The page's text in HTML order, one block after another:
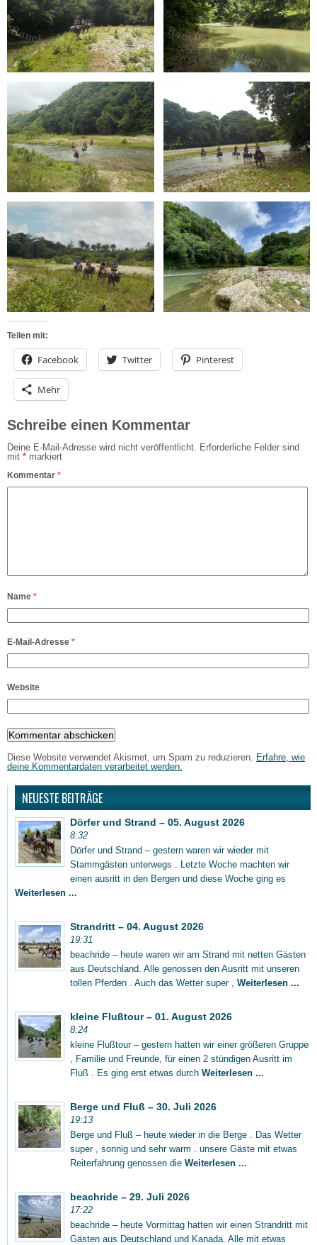
Teilen mit:
Facebook Twitter Pinterest
Mehr
Schreibe einen Kommentar
Deine E-Mail-Adresse wird nicht veröffentlicht. Erforderliche Felder sind
mit * markiert
Kommentar *
Name *
E-Mail-Adresse *
Website
Diese Website verwendet Akismet, um Spam zu reduzieren. Erfahre, wie
deine Kommentardaten verarbeitet werden.
NEUESTE BEITRÄGE
Dörfer und Strand – 05. August 2026
8:32
Dörfer und Strand – gestern waren wir wieder mit
Stammgästen unterwegs . Letzte Woche machten wir
einen ausritt in den Bergen und diese Woche ging es
Weiterlesen ...
Strandritt – 04. August 2026
19:31
beachride – heute waren wir am Strand mit netten Gästen
aus Deutschland. Alle genossen den Ausritt mit unseren
tollen Pferden . Auch das Wetter super , Weiterlesen ...
kleine Flußtour – 01. August 2026
8:24
kleine Flußtour – gestern hatten wir einer größeren Gruppe
, Familie und Freunde, für einen 2 stündigen Ausritt im
Fluß . Es ging erst etwas durch Weiterlesen ...
Berge und Fluß – 30. Juli 2026
19:13
Berge und Fluß – heute wieder in die Berge . Das Wetter
super , sonnig und sehr warm . unsere Gäste mit etwas
Reiterfahrung genossen die Weiterlesen ...
beachride – 29. Juli 2026
17:22
beachride – heute Vormittag hatten wir einen Strandritt mit
Gästen aus Deutschland und Kanada. Alle mit etwas